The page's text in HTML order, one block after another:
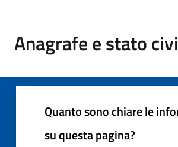
Anagrafe e stato
Quanto sono chiare le
su questa pagina?